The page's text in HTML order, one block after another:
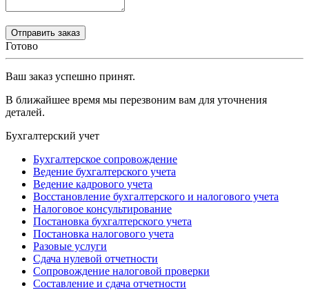
Готово
Ваш заказ успешно принят.
В ближайшее время мы перезвоним вам для уточнения
деталей.
Бухгалтерский учет
Бухгалтерское сопровождение
Ведение бухгалтерского учета
Ведение кадрового учета
Восстановление бухгалтерского и налогового учета
Налоговое консультирование
Постановка бухгалтерского учета
Постановка налогового учета
Разовые услуги
Сдача нулевой отчетности
Сопровождение налоговой проверки
Составление и сдача отчетности